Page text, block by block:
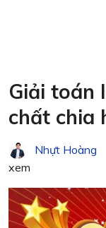
Giải toán
chất chia
Nhựt Hoàng
xem